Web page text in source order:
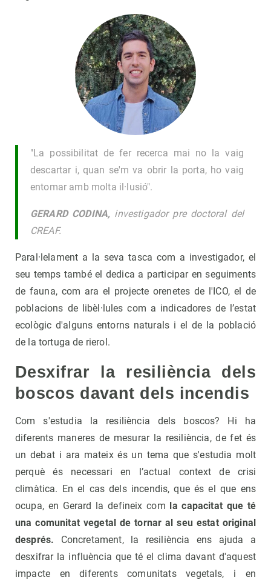
"La possibilitat de fer recerca mai no la vaig
descartar i, quan se'm va obrir la porta, ho vaig
entomar amb molta il·lusió".
GERARD CODINA, investigador pre doctoral del
CREAF.
Paral·lelament a la seva tasca com a investigador, el
seu temps també el dedica a participar en seguiments
de fauna, com ara el projecte orenetes de l'ICO, el de
poblacions de libèl·lules com a indicadores de l’estat
ecològic d'alguns entorns naturals i el de la població
de la tortuga de rierol.
Desxifrar la resiliència dels
boscos davant dels incendis
Com s'estudia la resiliència dels boscos? Hi ha
diferents maneres de mesurar la resiliència, de fet és
un debat i ara mateix és un tema que s'estudia molt
perquè és necessari en l’actual context de crisi
climàtica. En el cas dels incendis, que és el que ens
ocupa, en Gerard la defineix com
la capacitat que té
una comunitat vegetal de tornar al seu estat original
després. Concretament, la resiliència ens ajuda a
desxifrar la influència que té el clima davant d'aquest
impacte en diferents comunitats vegetals, i en